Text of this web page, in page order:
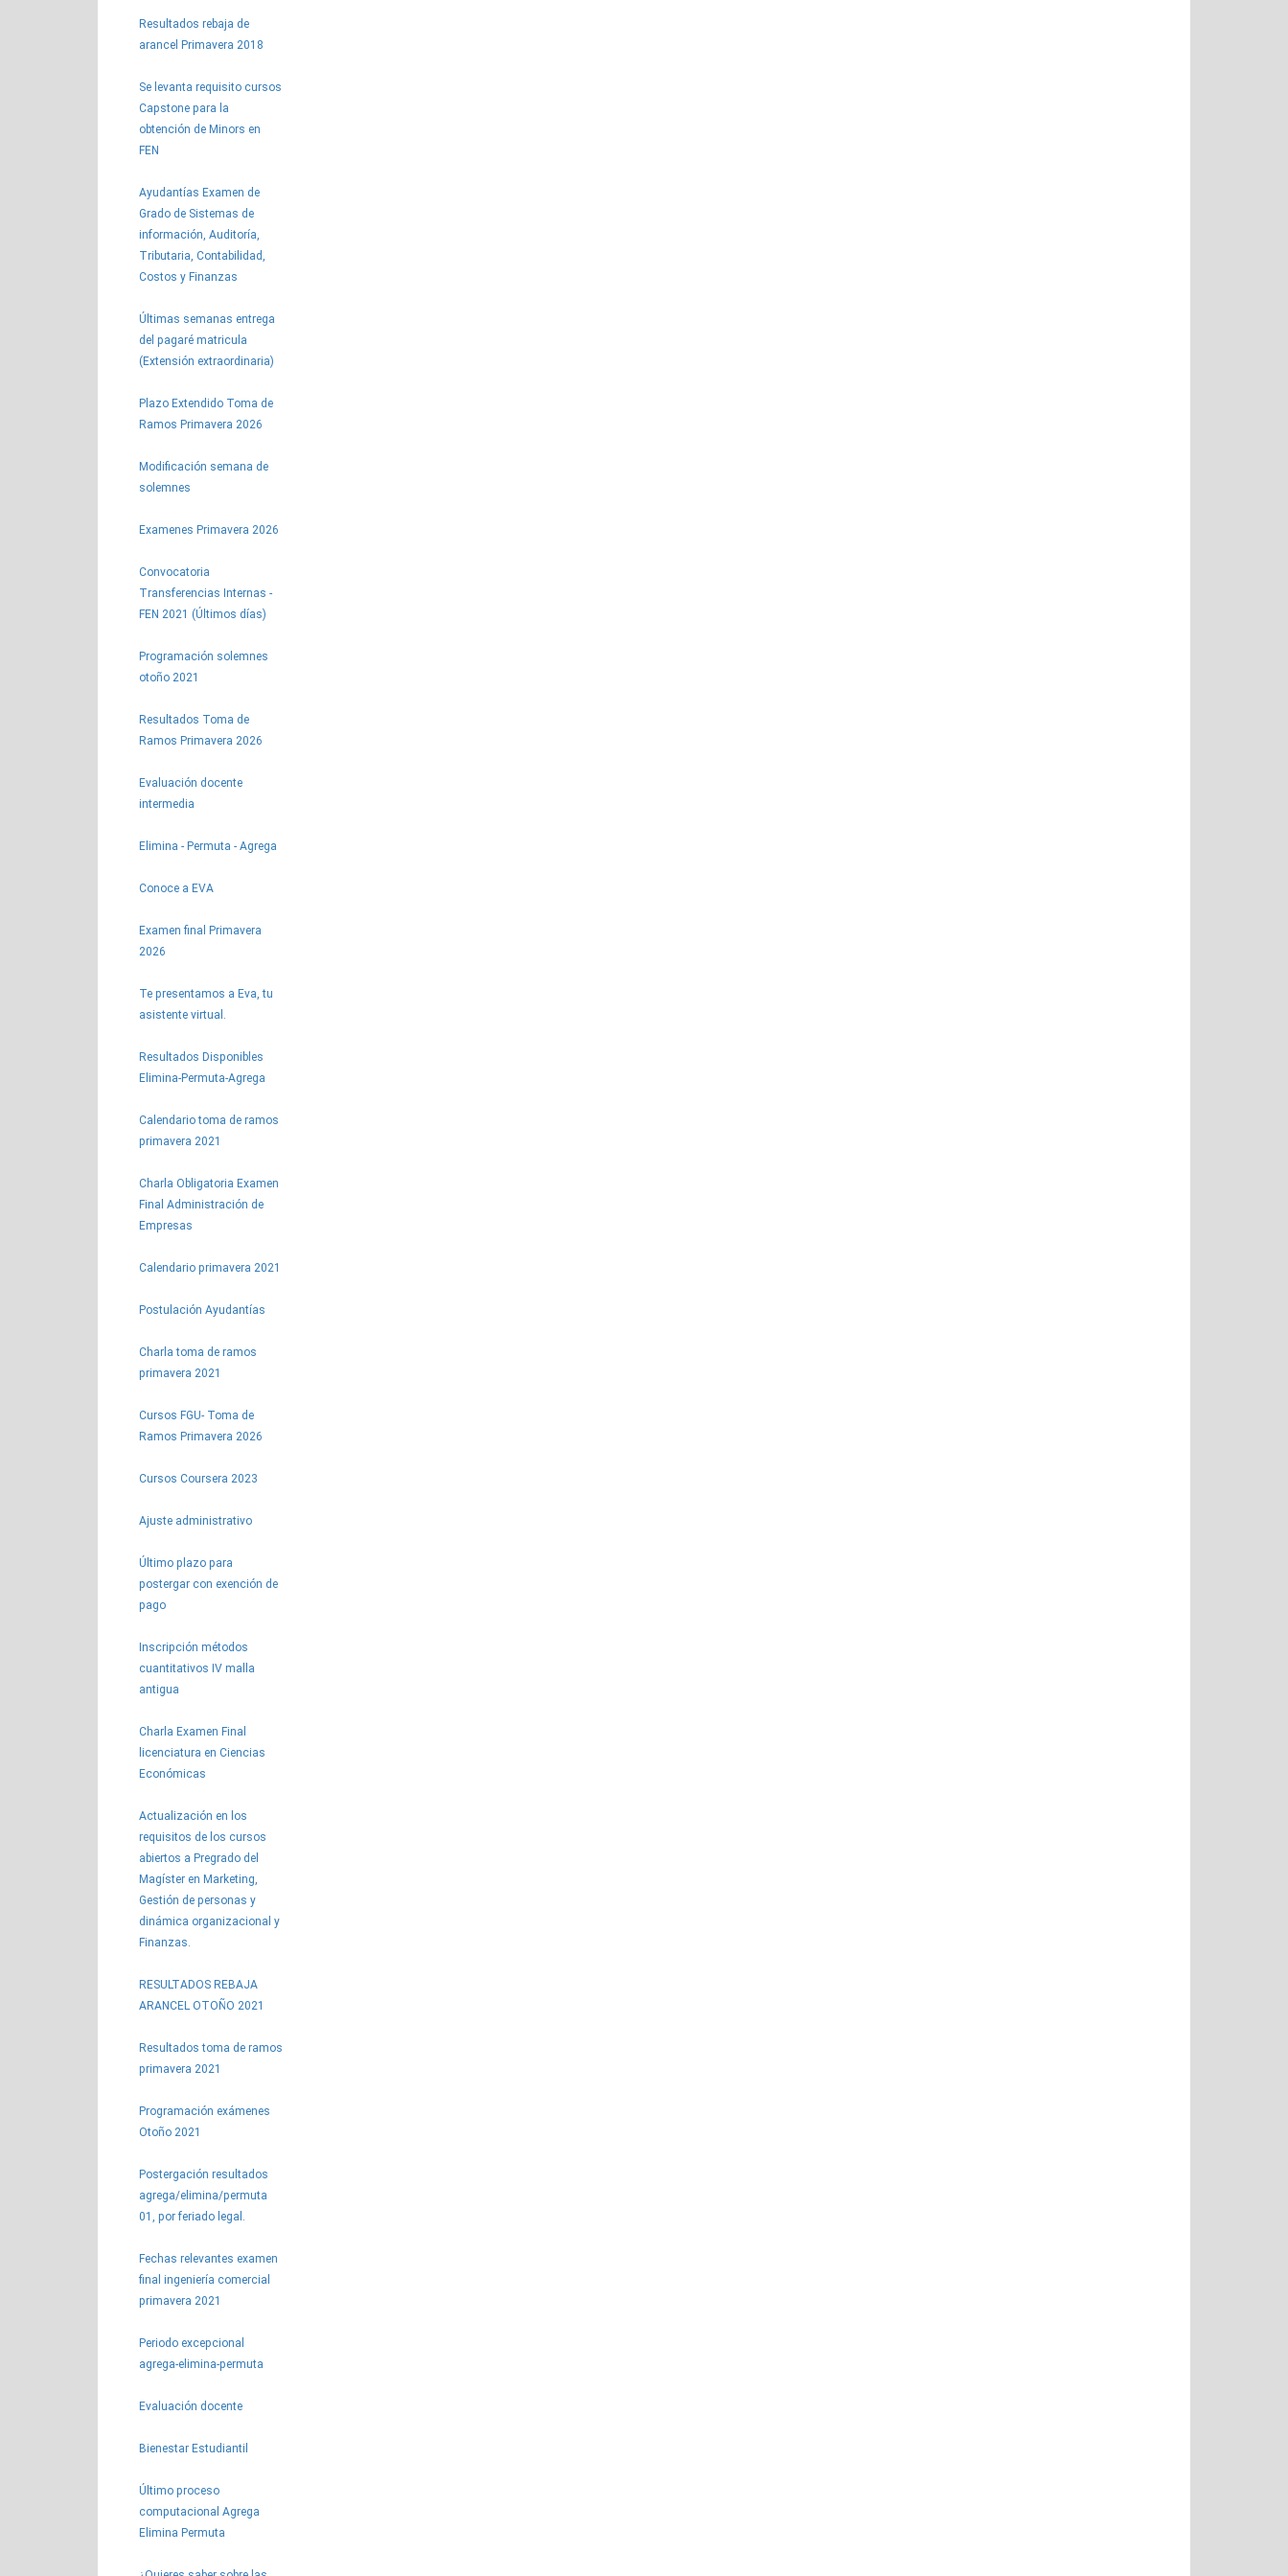
Resultados rebaja de
arancel Primavera 2018
Se levanta requisito cursos
Capstone para la
obtención de Minors en
FEN
Ayudantías Examen de
Grado de Sistemas de
información, Auditoría,
Tributaria, Contabilidad,
Costos y Finanzas
Últimas semanas entrega
del pagaré matricula
(Extensión extraordinaria)
Plazo Extendido Toma de
Ramos Primavera 2026
Modificación semana de
solemnes
Examenes Primavera 2026
Convocatoria
Transferencias Internas -
FEN 2021 (Últimos días)
Programación solemnes
otoño 2021
Resultados Toma de
Ramos Primavera 2026
Evaluación docente
intermedia
Elimina - Permuta - Agrega
Conoce a EVA
Examen final Primavera
2026
Te presentamos a Eva, tu
asistente virtual.
Resultados Disponibles
Elimina-Permuta-Agrega
Calendario toma de ramos
primavera 2021
Charla Obligatoria Examen
Final Administración de
Empresas
Calendario primavera 2021
Postulación Ayudantías
Charla toma de ramos
primavera 2021
Cursos FGU- Toma de
Ramos Primavera 2026
Cursos Coursera 2023
Ajuste administrativo
Último plazo para
postergar con exención de
pago
Inscripción métodos
cuantitativos IV malla
antigua
Charla Examen Final
licenciatura en Ciencias
Económicas
Actualización en los
requisitos de los cursos
abiertos a Pregrado del
Magíster en Marketing,
Gestión de personas y
dinámica organizacional y
Finanzas.
RESULTADOS REBAJA
ARANCEL OTOÑO 2021
Resultados toma de ramos
primavera 2021
Programación exámenes
Otoño 2021
Postergación resultados
agrega/elimina/permuta
01, por feriado legal.
Fechas relevantes examen
final ingeniería comercial
primavera 2021
Periodo excepcional
agrega-elimina-permuta
Evaluación docente
Bienestar Estudiantil
Último proceso
computacional Agrega
Elimina Permuta